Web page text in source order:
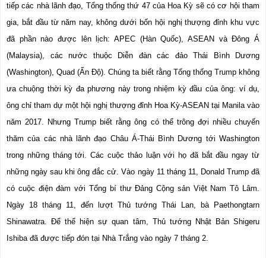
tiếp các nhà lãnh đạo, Tổng thống thứ 47 của Hoa Kỳ sẽ có cơ hội tham
gia, bắt đầu từ năm nay, không dưới bốn hội nghị thượng đỉnh khu vực
đã phần nào được lên lịch: APEC (Hàn Quốc), ASEAN và Đông Á
(Malaysia), các nước thuộc Diễn đàn các đảo Thái Bình Dương
(Washington), Quad (Ấn Độ). Chúng ta biết rằng Tổng thống Trump không
ưa chuộng thời kỳ đa phương này trong nhiệm kỳ đầu của ông: ví dụ,
ông chỉ tham dự một hội nghị thượng đỉnh Hoa Kỳ-ASEAN tại Manila vào
năm 2017. Nhưng Trump biết rằng ông có thể trông đợi nhiều chuyến
thăm của các nhà lãnh đạo Châu Á-Thái Bình Dương tới Washington
trong những tháng tới. Các cuộc thảo luận với họ đã bắt đầu ngay từ
những ngày sau khi ông đắc cử. Vào ngày 11 tháng 11, Donald Trump đã
có cuộc điện đàm với Tổng bí thư Đảng Cộng sản Việt Nam Tô Lâm.
Ngày 18 tháng 11, đến lượt Thủ tướng Thái Lan, bà Paethongtarn
Shinawatra. Để thể hiện sự quan tâm, Thủ tướng Nhật Bản Shigeru
Ishiba đã được tiếp đón tại Nhà Trắng vào ngày 7 tháng 2.